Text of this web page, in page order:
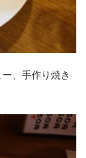
、手作り焼き